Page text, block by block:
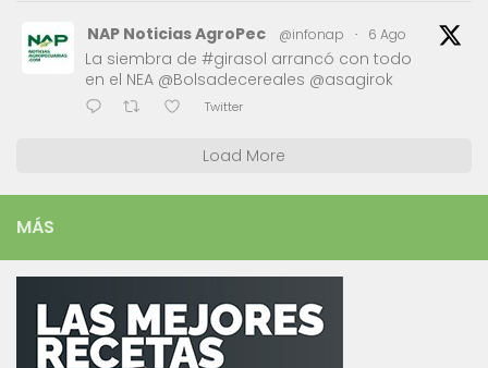
NAP Noticias AgroPec @infonap · 6 Ago
La siembra de #girasol arrancó con todo
en el NEA @Bolsadecereales @asagirok
Twitter
Load More
MÁS